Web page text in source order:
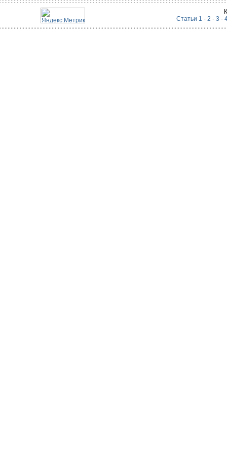
Статьи 1 - 2 - 3 -